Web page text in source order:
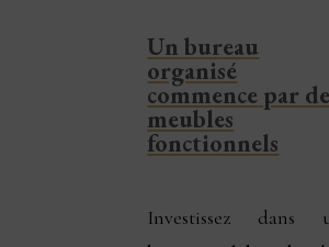
Un bureau
organisé
commence par
meubles
fonctionnels
Investissez dans